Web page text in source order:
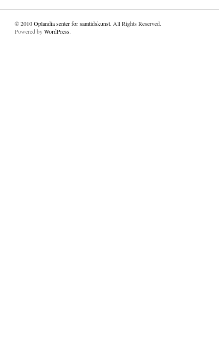
© 2010Oplandia senter for samtidskunst. All Rights Reserved.
Powered byWordPress.